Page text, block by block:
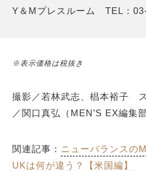
Y＆Mプレスルーム TEL：
※表示価格は税抜き
撮影／若林武志、椙本裕子
／関口真弘（MEN’S EX編集部
関連記事： ニューバランスの
UKは何が違う？【米国編】